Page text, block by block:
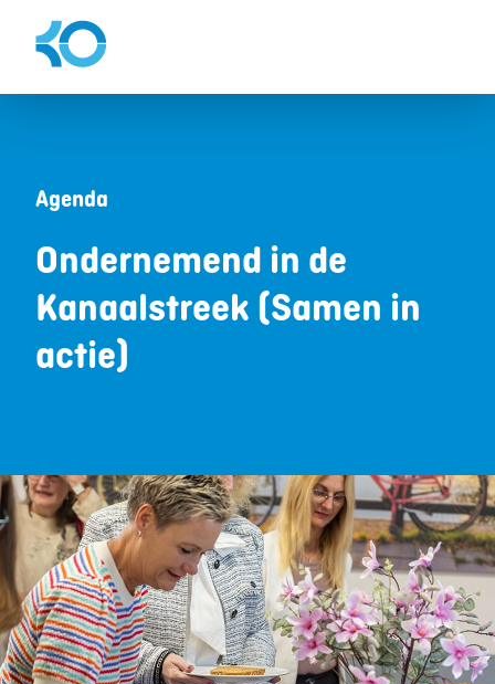
KOM KENNISMAKEN
Agenda
Ondernemend in de
Kanaalstreek (Samen in
actie)